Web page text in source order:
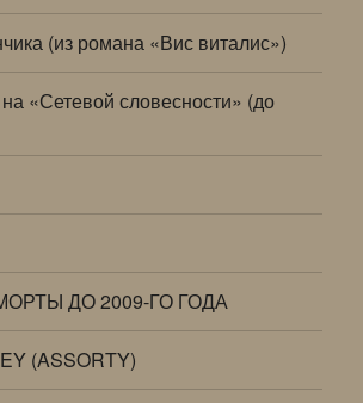
(из романа «Вис виталис»)
«Сетевой словесности» (до
ДО 2009-ГО ГОДА
(ASSORTY)